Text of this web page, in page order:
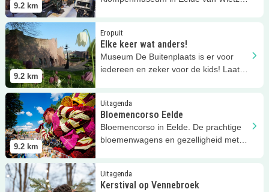
9.2 km
9.2 km
Eropuit
Elke keer wat anders!
Museum De Buitenplaats is er voor
iedereen en zeker voor de kids! Laat
Lees meer Elke keer wat anders!
9.2 km
Uitagenda
Bloemencorso Eelde
Bloemencorso in Eelde. De prachtige
bloemenwagens en gezelligheid met
Lees meer Bloemencorso Eelde
Uitagenda
Kerstival op Vennebroek
Lees meer Kerstival op Vennebroek